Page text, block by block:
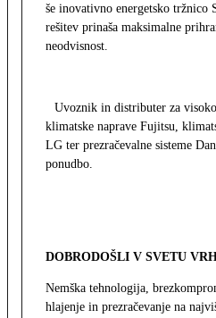
še inovativno energetsko tržnico
rešitev prinaša maksimalne
neodvisnost.
Uvoznik in distributer za
klimatske naprave Fujitsu,
LG ter prezračevalne sisteme
ponudbo.
DOBRODOŠLI V SVETU
Nemška tehnologija,
hlajenje in prezračevanje na